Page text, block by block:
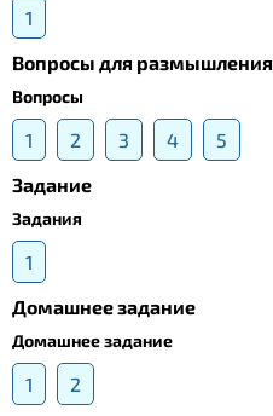
1
Вопросы для размышления
Вопросы
1 2 3 4
5
Задание
Задания
1
Домашнее задание
Домашнее задание
1 2